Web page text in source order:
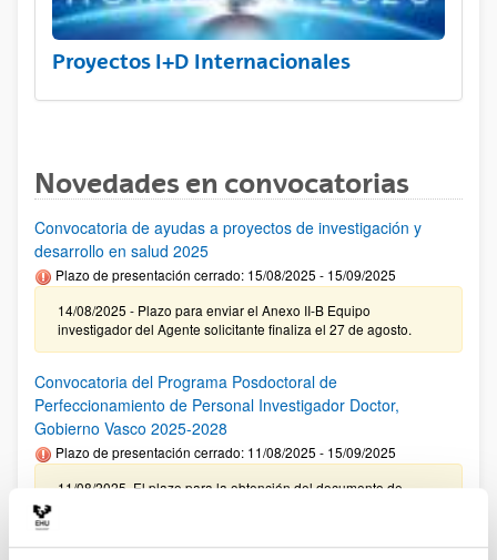
Proyectos I+D Internacionales
Novedades en convocatorias
Convocatoria de ayudas a proyectos de investigación y
desarrollo en salud 2025
Plazo de presentación cerrado: 15/08/2025 - 15/09/2025
14/08/2025 - Plazo para enviar el Anexo II-B Equipo
investigador del Agente solicitante finaliza el 27 de agosto.
Convocatoria del Programa Posdoctoral de
Perfeccionamiento de Personal Investigador Doctor,
Gobierno Vasco 2025-2028
Plazo de presentación cerrado: 11/08/2025 - 15/09/2025
11/08/2025. El plazo para la obtención del documento de